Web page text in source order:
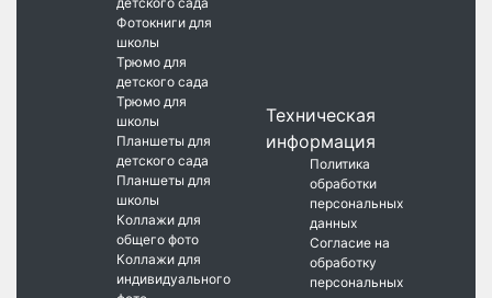
Фотокниги для
школы
Трюмо для
детского сада
Трюмо для
школы
Планшеты для
детского сада
Планшеты для
школы
Коллажи для
общего фото
Коллажи для
индивидуального
Техническая
информация
Политика
обработки
персональных
данных
Согласие на
обработку
персональных